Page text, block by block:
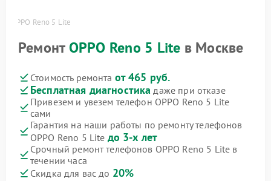
OPPO Reno 5 Lite
Ремонт OPPO Reno 5 Lite в Москве
Стоимость ремонта от 465 руб.
Бесплатная диагностика даже при отказе
Привезем и увезем телефон OPPO Reno 5 Lite
сами
Гарантия на наши работы по ремонту телефонов
OPPO Reno 5 Lite до 3-х лет
Срочный ремонт телефонов OPPO Reno 5 Lite в
течении часа
Скидка для вас до 20%